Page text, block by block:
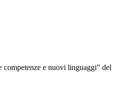
e nuovi linguaggi” del